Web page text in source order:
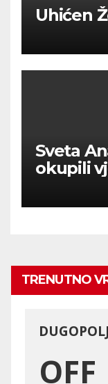
Uhićen
Sveta
okupili
ispunili
TRENUTNO